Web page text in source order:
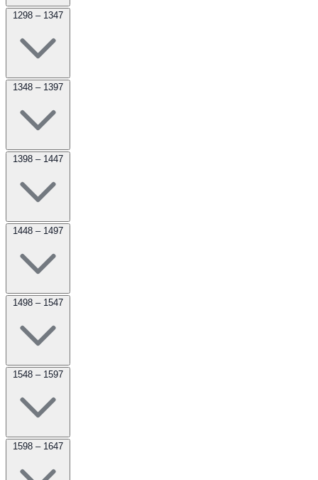
1298 – 1347
1348 – 1397
1398 – 1447
1448 – 1497
1498 – 1547
1548 – 1597
1598 – 1647